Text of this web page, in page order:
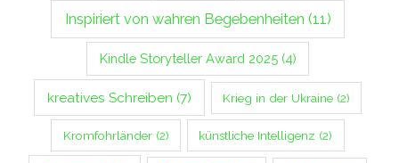
Inspiriert von wahren Begebenheiten (11)
Kindle Storyteller Award 2025(4)
kreatives Schreiben (7) Krieg in der Ukraine(2)
Kromfohrländer(2) künstliche Intelligenz (2)